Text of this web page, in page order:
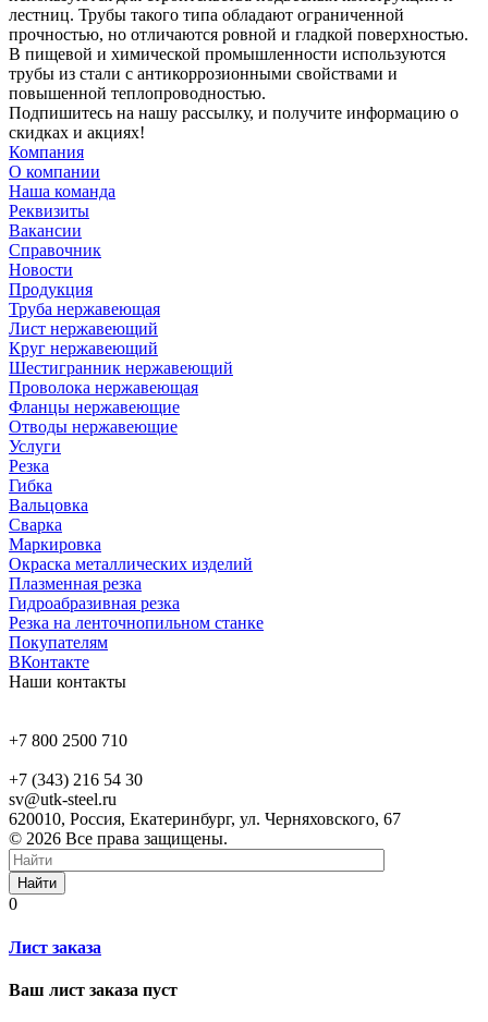
лестниц. Трубы такого типа обладают ограниченной
прочностью, но отличаются ровной и гладкой поверхностью.
В пищевой и химической промышленности используются
трубы из стали с антикоррозионными свойствами и
повышенной теплопроводностью.
Подпишитесь на нашу рассылку, и получите информацию о
скидках и акциях!
Компания
О компании
Наша команда
Реквизиты
Вакансии
Справочник
Новости
Продукция
Труба нержавеющая
Лист нержавеющий
Круг нержавеющий
Шестигранник нержавеющий
Проволока нержавеющая
Фланцы нержавеющие
Отводы нержавеющие
Услуги
Резка
Гибка
Вальцовка
Сварка
Маркировка
Окраска металлических изделий
Плазменная резка
Гидроабразивная резка
Резка на ленточнопильном станке
Покупателям
ВКонтакте
Наши контакты
+7 800 2500 710
+7 (343) 216 54 30
sv@utk-steel.ru
620010, Россия, Екатеринбург, ул. Черняховского, 67
© 2026 Все права защищены.
Найти
0
Лист заказа
Ваш лист заказа пуст